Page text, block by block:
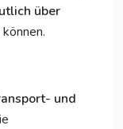
über
und